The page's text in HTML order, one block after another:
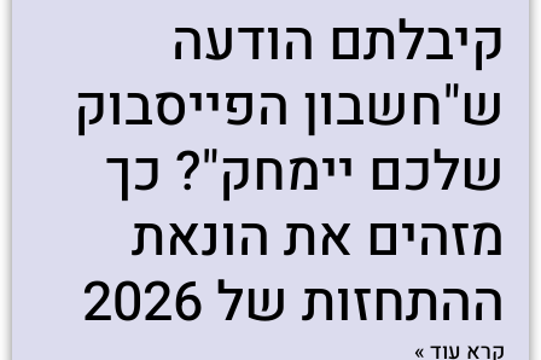
קיבלתם הודעה
ש"חשבון הפייסבוק
שלכם יימחק"? כך
מזהים את הונאת
ההתחזות של 2026
קרא עוד »